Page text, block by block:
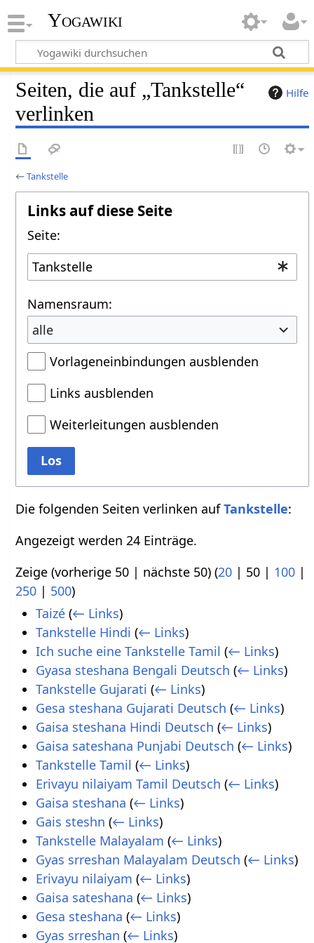
Yogawiki
Hilfe
Seiten, die auf „Tankstelle“
verlinken
←Tankstelle
Links auf diese Seite
Seite:
Namensraum:
alle
Vorlageneinbindungen ausblenden
Links ausblenden
Weiterleitungen ausblenden
Los
Die folgenden Seiten verlinken aufTankstelle:
Angezeigt werden 24 Einträge.
Zeige (vorherige 50 | nächste 50) (20 | 50 | 100 |
250 | 500)
Taizé (← Links)
Tankstelle Hindi (← Links)
Ich suche eine Tankstelle Tamil (← Links)
Gyasa steshana Bengali Deutsch (← Links)
Tankstelle Gujarati (← Links)
Gesa steshana Gujarati Deutsch (← Links)
Gaisa steshana Hindi Deutsch (← Links)
Gaisa sateshana Punjabi Deutsch (← Links)
Tankstelle Tamil (← Links)
Erivayu nilaiyam Tamil Deutsch (← Links)
Gaisa steshana (← Links)
Gais steshn (← Links)
Tankstelle Malayalam (← Links)
Gyas srreshan Malayalam Deutsch (← Links)
Erivayu nilaiyam (← Links)
Gaisa sateshana (← Links)
Gesa steshana (← Links)
Gyas srreshan (← Links)